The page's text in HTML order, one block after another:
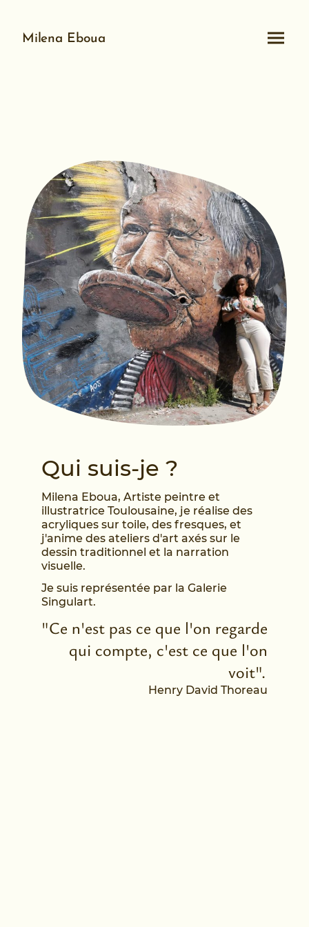
Milena Eboua
Qui suis-je ?
Milena Eboua, Artiste peintre et
illustratrice Toulousaine, je réalise des
acryliques sur toile, des fresques, et
j'anime des ateliers d'art axés sur le
dessin traditionnel et la narration
visuelle.
Je suis représentée par la Galerie
Singulart.
"Ce n'est pas ce que l'on regarde
qui compte, c'est ce que l'on
voit".
Henry David Thoreau